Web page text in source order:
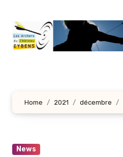
contenu
principal
Home 2021 décembre
News